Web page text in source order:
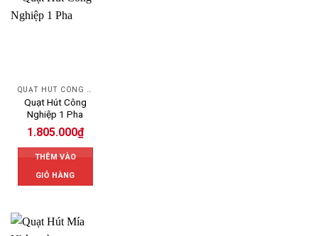
Quạt Hút Công
Nghiệp 1 Pha
1.805.000₫
THÊM VÀO
GIỎ HÀNG